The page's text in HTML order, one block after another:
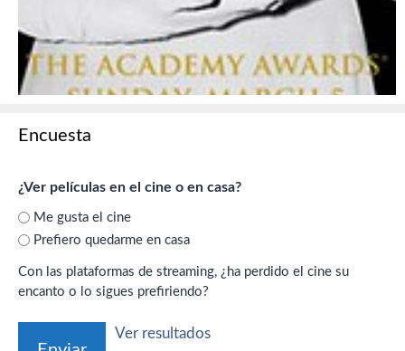
Encuesta
¿Ver películas en el cine o en casa?
Me gusta el cine
Prefiero quedarme en casa
Con las plataformas de streaming, ¿ha perdido el cine su
encanto o lo sigues prefiriendo?
Ver resultados